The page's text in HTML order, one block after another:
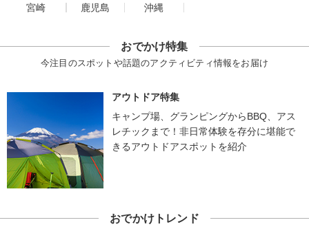
宮崎
鹿児島 沖縄
おでかけ特集
今注目のスポットや話題のアクティビティ情報をお届け
アウトドア特集
キャンプ場、グランピングからBBQ、アス
レチックまで！非日常体験を存分に堪能で
きるアウトドアスポットを紹介
おでかけトレンド